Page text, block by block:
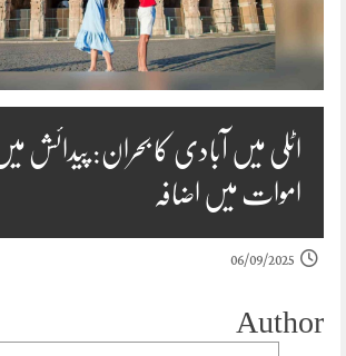
اٹلی میں آبادی کا بحران: پیدائش
اموات میں اضافہ
06/09/2025
Author